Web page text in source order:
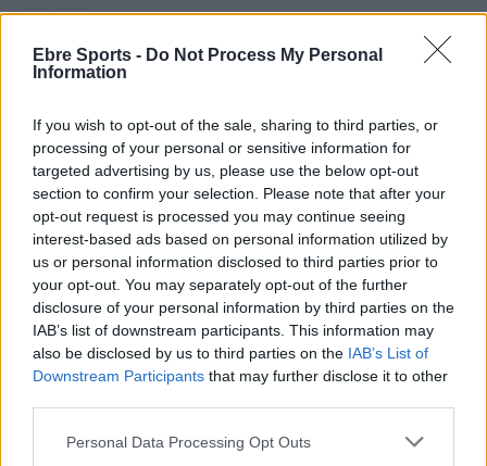
Ebre Sports - Do Not Process My Personal
Information
If you wish to opt-out of the sale, sharing to third parties, or
processing of your personal or sensitive information for
targeted advertising by us, please use the below opt-out
section to confirm your selection. Please note that after your
opt-out request is processed you may continue seeing
interest-based ads based on personal information utilized by
us or personal information disclosed to third parties prior to
your opt-out. You may separately opt-out of the further
disclosure of your personal information by third parties on the
IAB’s list of downstream participants. This information may
also be disclosed by us to third parties on the IAB’s List of
Downstream Participants that may further disclose it to other
Personal Data Processing Opt Outs
Comentari: